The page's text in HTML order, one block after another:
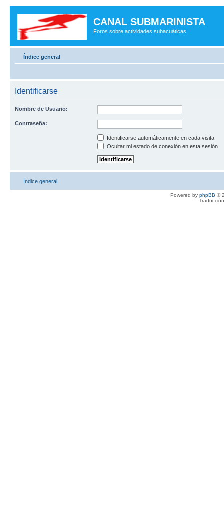
CANAL SUBMARINISTA
Foros sobre actividades subacuáticas
Índice general
Identificarse
Nombre de Usuario:
Contraseña:
Identificarse automáticamente en cada visita
Ocultar mi estado de conexión en esta sesión
Índice general
Powered by phpBB ©